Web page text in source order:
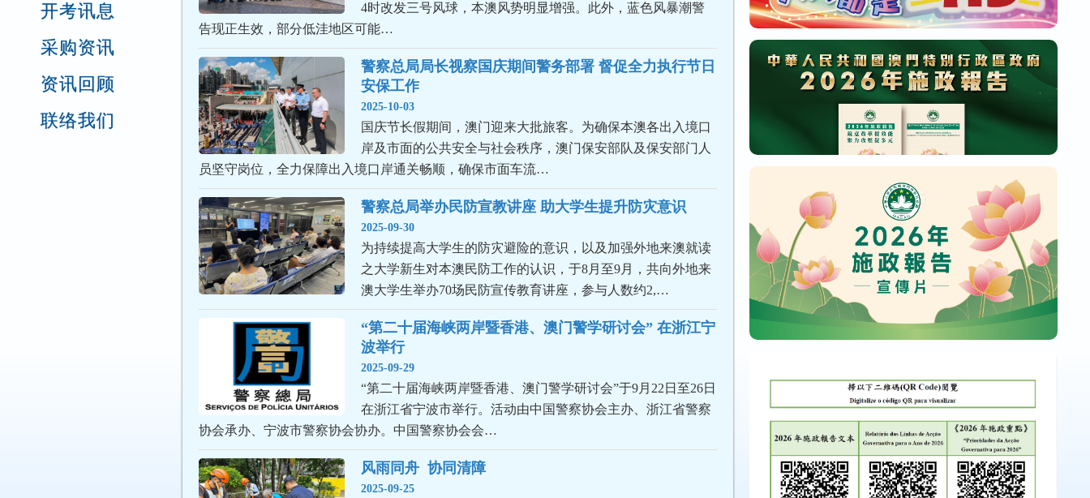
开考讯息
采购资讯
资讯回顾
联络我们
4时改发三号风球，本澳风势明显增强。此外，蓝色风暴潮警
告现正生效，部分低洼地区可能…
警察总局局长视察国庆期间警务部署 督促全力执行节日
安保工作
2025-10-03
国庆节长假期间，澳门迎来大批旅客。为确保本澳各出入境口
岸及市面的公共安全与社会秩序，澳门保安部队及保安部门人
员坚守岗位，全力保障出入境口岸通关畅顺，确保市面车流…
警察总局举办民防宣教讲座 助大学生提升防灾意识
2025-09-30
为持续提高大学生的防灾避险的意识，以及加强外地来澳就读
之大学新生对本澳民防工作的认识，于8月至9月，共向外地来
澳大学生举办70场民防宣传教育讲座，参与人数约2,…
“第二十届海峡两岸暨香港、澳门警学研讨会” 在浙江宁
波举行
2025-09-29
“第二十届海峡两岸暨香港、澳门警学研讨会”于9月22日至26日
在浙江省宁波市举行。活动由中国警察协会主办、浙江省警察
协会承办、宁波市警察协会协办。中国警察协会会…
风雨同舟  协同清障
2025-09-25